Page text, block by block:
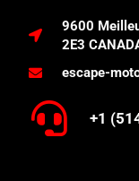
9600
2E3
escape-
+1